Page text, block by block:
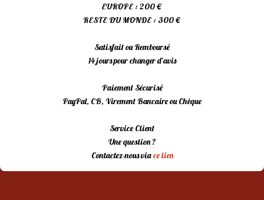
EUROPE : 200 €
RESTE DU MONDE : 300 €
Satisfait ou Remboursé
14 jours pour changer d’avis
Paiement Sécurisé
PayPal, CB, Virement Bancaire ou Chèque
Service Client
Une question ?
Contactez-nous viace lien